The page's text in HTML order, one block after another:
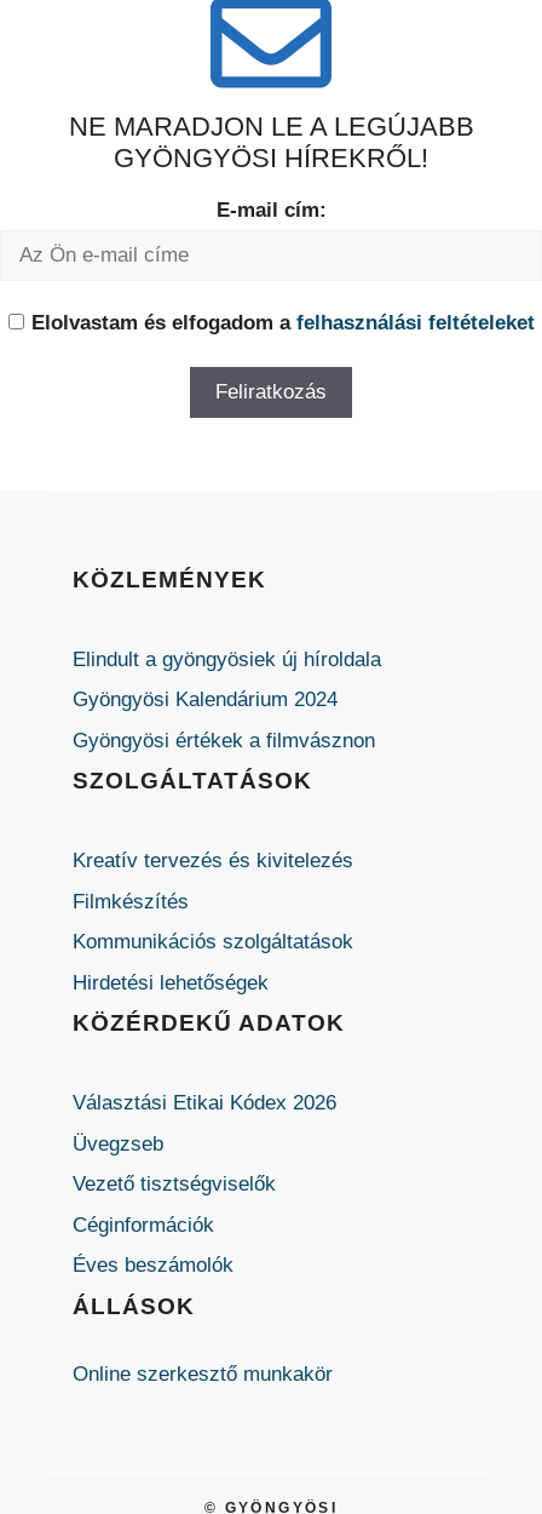
NE MARADJON LE A LEGÚJABB
GYÖNGYÖSI HÍREKRŐL!
E-mail cím:
Elolvastam és elfogadom a felhasználási feltételeket
KÖZLEMÉNYEK
Elindult a gyöngyösiek új híroldala
Gyöngyösi Kalendárium 2024
Gyöngyösi értékek a filmvásznon
SZOLGÁLTATÁSOK
Kreatív tervezés és kivitelezés
Filmkészítés
Kommunikációs szolgáltatások
Hirdetési lehetőségek
KÖZÉRDEKŰ ADATOK
Választási Etikai Kódex 2026
Üvegzseb
Vezető tisztségviselők
Céginformációk
Éves beszámolók
ÁLLÁSOK
Online szerkesztő munkakör
© GYÖNGYÖSI